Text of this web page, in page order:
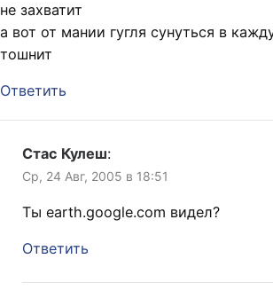
не захватит
а вот от мании гугля сунуться в
тошнит
Ответить
Стас Кулеш:
Ср, 24 Авг, 2005 в 18:51
Ты earth.google.com видел?
Ответить